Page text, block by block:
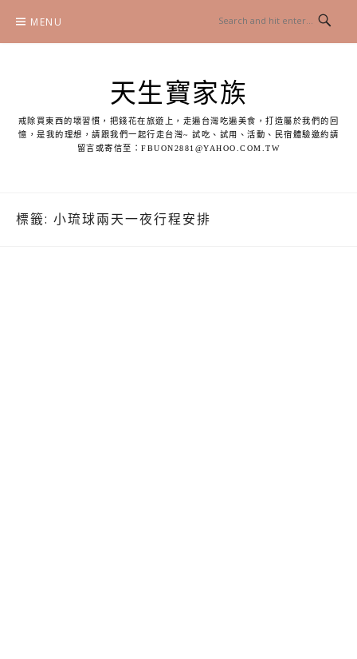
content
MENU
天生寶家族
戒除買東西的壞習慣，把錢花在旅遊上，走遍台灣吃遍美食，打造屬於我們的回
憶，是我的理想，請跟我們一起行走台灣~ 試吃、試用、活動、民宿體驗邀約請
留言或寄信至：FBUON2881@YAHOO.COM.TW
標籤: 小琉球兩天一夜行程安排